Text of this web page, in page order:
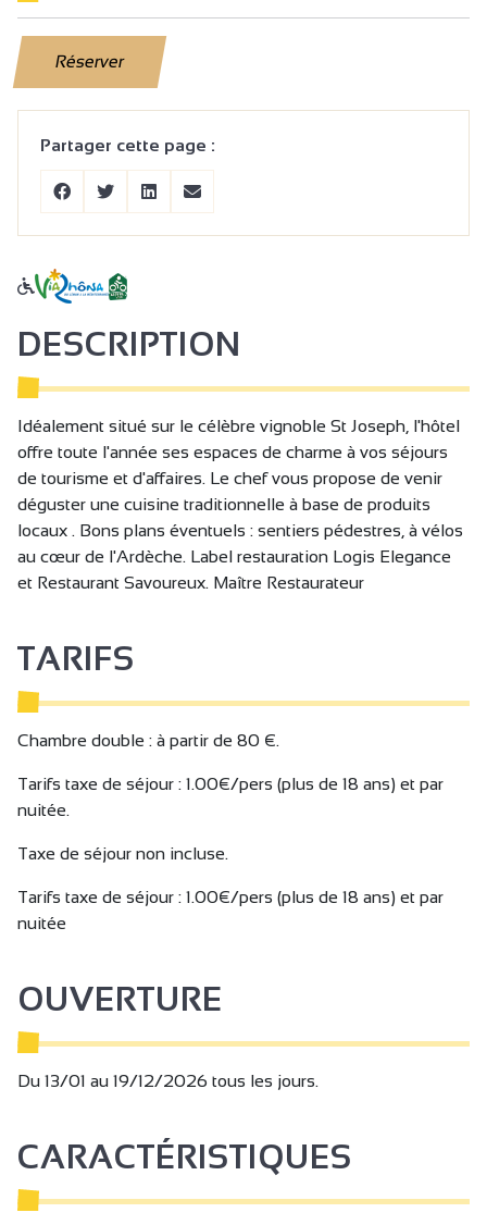
Réserver
Partager cette page :
DESCRIPTION
Idéalement situé sur le célèbre vignoble St Joseph, l'hôtel
offre toute l'année ses espaces de charme à vos séjours
de tourisme et d'affaires. Le chef vous propose de venir
déguster une cuisine traditionnelle à base de produits
locaux . Bons plans éventuels : sentiers pédestres, à vélos
au cœur de l'Ardèche. Label restauration Logis Elegance
et Restaurant Savoureux. Maître Restaurateur
TARIFS
Chambre double : à partir de 80 €.
Tarifs taxe de séjour : 1.00€/pers (plus de 18 ans) et par
nuitée.
Taxe de séjour non incluse.
Tarifs taxe de séjour : 1.00€/pers (plus de 18 ans) et par
nuitée
OUVERTURE
Du 13/01 au 19/12/2026 tous les jours.
CARACTÉRISTIQUES